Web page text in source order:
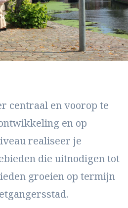
centraal en voorop te
en op
realiseer je
die uitnodigen tot
groeien op termijn